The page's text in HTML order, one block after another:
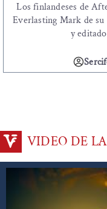
Los finlandeses de
Everlasting Mark de
y
VIDEO DE